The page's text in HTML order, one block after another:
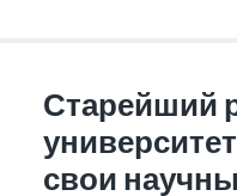
Старейший
свои